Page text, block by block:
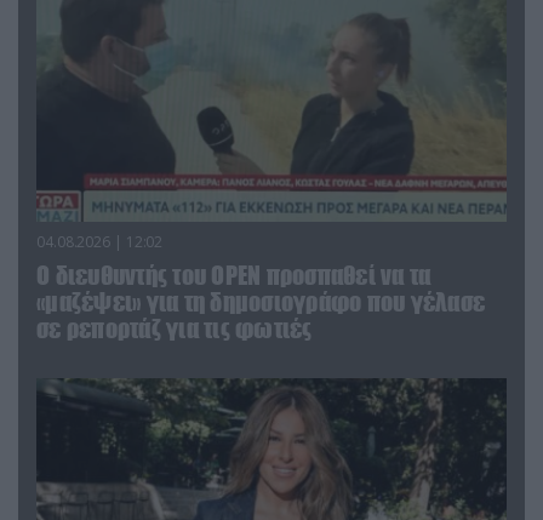
04.08.2026 | 12:02
O διευθυντής του OPEN προσπαθεί να τα
«μαζέψει» για τη δημοσιογράφο που γέλασε
σε ρεπορτάζ για τις φωτιές